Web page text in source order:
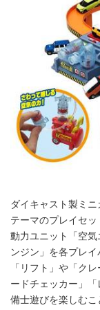
ダイキャスト製ミ
テーマのプレイセ
動力ユニット「空
ンジン」を各プレ
「リフト」や「ク
ードチェッカー」
備士遊びを楽しむ